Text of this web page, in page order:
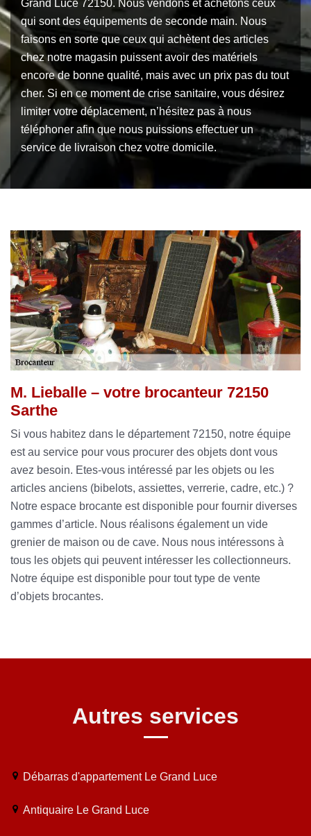
Grand Luce 72150. Nous vendons et achetons ceux
qui sont des équipements de seconde main. Nous
faisons en sorte que ceux qui achètent des articles
chez notre magasin puissent avoir des matériels
encore de bonne qualité, mais avec un prix pas du tout
cher. Si en ce moment de crise sanitaire, vous désirez
limiter votre déplacement, n’hésitez pas à nous
téléphoner afin que nous puissions effectuer un
service de livraison chez votre domicile.
M. Lieballe – votre brocanteur 72150
Sarthe
Si vous habitez dans le département 72150, notre équipe
est au service pour vous procurer des objets dont vous
avez besoin. Etes-vous intéressé par les objets ou les
articles anciens (bibelots, assiettes, verrerie, cadre, etc.) ?
Notre espace brocante est disponible pour fournir diverses
gammes d’article. Nous réalisons également un vide
grenier de maison ou de cave. Nous nous intéressons à
tous les objets qui peuvent intéresser les collectionneurs.
Notre équipe est disponible pour tout type de vente
d’objets brocantes.
Autres services
Débarras d'appartement Le Grand Luce
Antiquaire Le Grand Luce